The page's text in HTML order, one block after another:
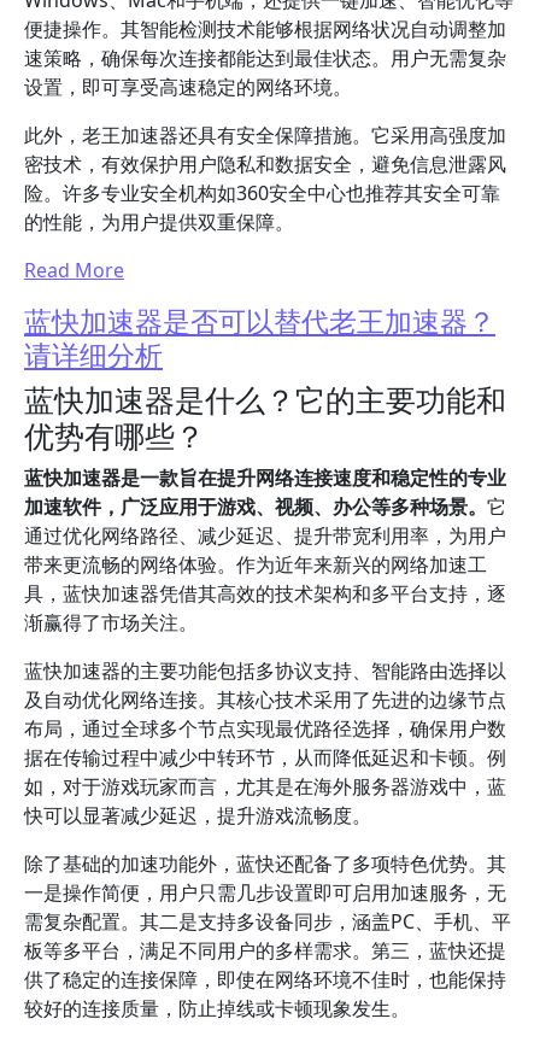
便捷操作。其智能检测技术能够根据网络状况自动调整加
速策略，确保每次连接都能达到最佳状态。用户无需复杂
设置，即可享受高速稳定的网络环境。
此外，老王加速器还具有安全保障措施。它采用高强度加
密技术，有效保护用户隐私和数据安全，避免信息泄露风
险。许多专业安全机构如360安全中心也推荐其安全可靠
的性能，为用户提供双重保障。
Read More
蓝快加速器是否可以替代老王加速器？
请详细分析
蓝快加速器是什么？它的主要功能和
优势有哪些？
蓝快加速器是一款旨在提升网络连接速度和稳定性的专业
加速软件，广泛应用于游戏、视频、办公等多种场景。 它
通过优化网络路径、减少延迟、提升带宽利用率，为用户
带来更流畅的网络体验。作为近年来新兴的网络加速工
具，蓝快加速器凭借其高效的技术架构和多平台支持，逐
渐赢得了市场关注。
蓝快加速器的主要功能包括多协议支持、智能路由选择以
及自动优化网络连接。其核心技术采用了先进的边缘节点
布局，通过全球多个节点实现最优路径选择，确保用户数
据在传输过程中减少中转环节，从而降低延迟和卡顿。例
如，对于游戏玩家而言，尤其是在海外服务器游戏中，蓝
快可以显著减少延迟，提升游戏流畅度。
除了基础的加速功能外，蓝快还配备了多项特色优势。其
一是操作简便，用户只需几步设置即可启用加速服务，无
需复杂配置。其二是支持多设备同步，涵盖PC、手机、平
板等多平台，满足不同用户的多样需求。第三，蓝快还提
供了稳定的连接保障，即使在网络环境不佳时，也能保持
较好的连接质量，防止掉线或卡顿现象发生。